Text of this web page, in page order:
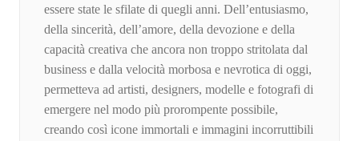
essere state le sfilate di quegli anni. Dell’entusiasmo,
della sincerità, dell’amore, della devozione e della
capacità creativa che ancora non troppo stritolata dal
business e dalla velocità morbosa e nevrotica di oggi,
permetteva ad artisti, designers, modelle e fotografi di
emergere nel modo più prorompente possibile,
creando così icone immortali e immagini incorruttibili